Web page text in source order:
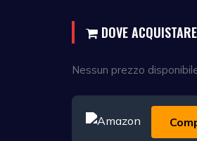
DOVE ACQUISTARE
Nessun prezzo